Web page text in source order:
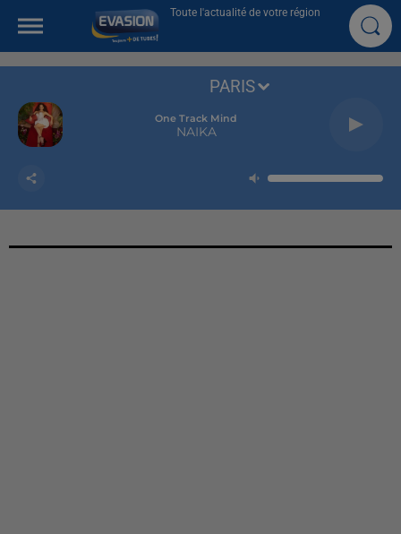
Toute l'actualité de votre région
One Track Mind
NAIKA
PARIS